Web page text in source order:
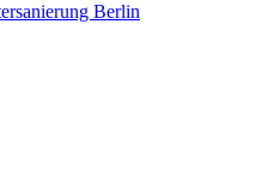
Berlin